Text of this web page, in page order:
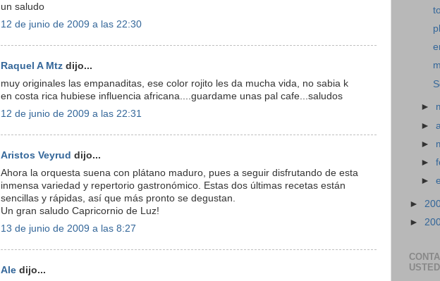
un saludo
12 de junio de 2009 a las 22:30
Raquel A Mtz dijo...
muy originales las empanaditas, ese color rojito les da mucha vida, no sabia k
en costa rica hubiese influencia africana....guardame unas pal cafe...saludos
12 de junio de 2009 a las 22:31
Aristos Veyrud dijo...
Ahora la orquesta suena con plátano maduro, pues a seguir disfrutando de esta
inmensa variedad y repertorio gastronómico. Estas dos últimas recetas están
sencillas y rápidas, así que más pronto se degustan.
Un gran saludo Capricornio de Luz!
13 de junio de 2009 a las 8:27
Ale dijo...
►
►
►
►
►
►
►